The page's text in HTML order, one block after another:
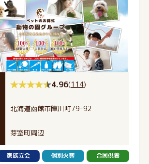
4.96(114)
北海道函館市陣川町79-92
芽室町周辺
家族立会 個別火葬 合同供養